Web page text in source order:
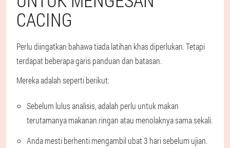
CACING
Perlu diingatkan bahawa tiada latihan khas diperlukan. Tetapi
terdapat beberapa garis panduan dan batasan.
Mereka adalah seperti berikut:
Sebelum lulus analisis, adalah perlu untuk makan
terutamanya makanan ringan atau menolaknya sama sekali.
Anda mesti berhenti mengambil ubat 3 hari sebelum ujian.